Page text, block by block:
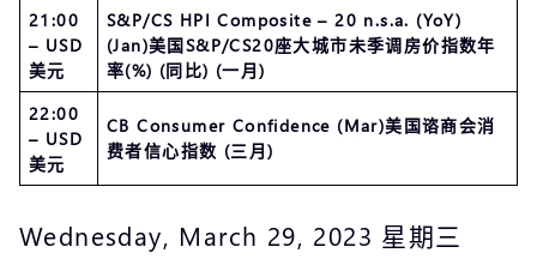
21:00
– USD
美元
S&P/CS HPI Composite – 20 n.s.a. (YoY)
(Jan)美国S&P/CS20座大城市未季调房价指数年
率(%) (同比) (一月)
22:00
– USD
美元
CB Consumer Confidence (Mar)美国谘商会消
费者信心指数 (三月)
Wednesday, March 29, 2023 星期三